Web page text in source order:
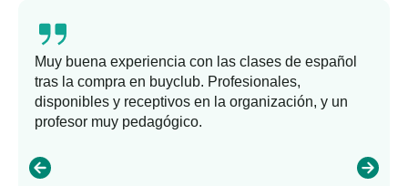
Muy buena experiencia con las clases de español
tras la compra en buyclub. Profesionales,
disponibles y receptivos en la organización, y un
profesor muy pedagógico.